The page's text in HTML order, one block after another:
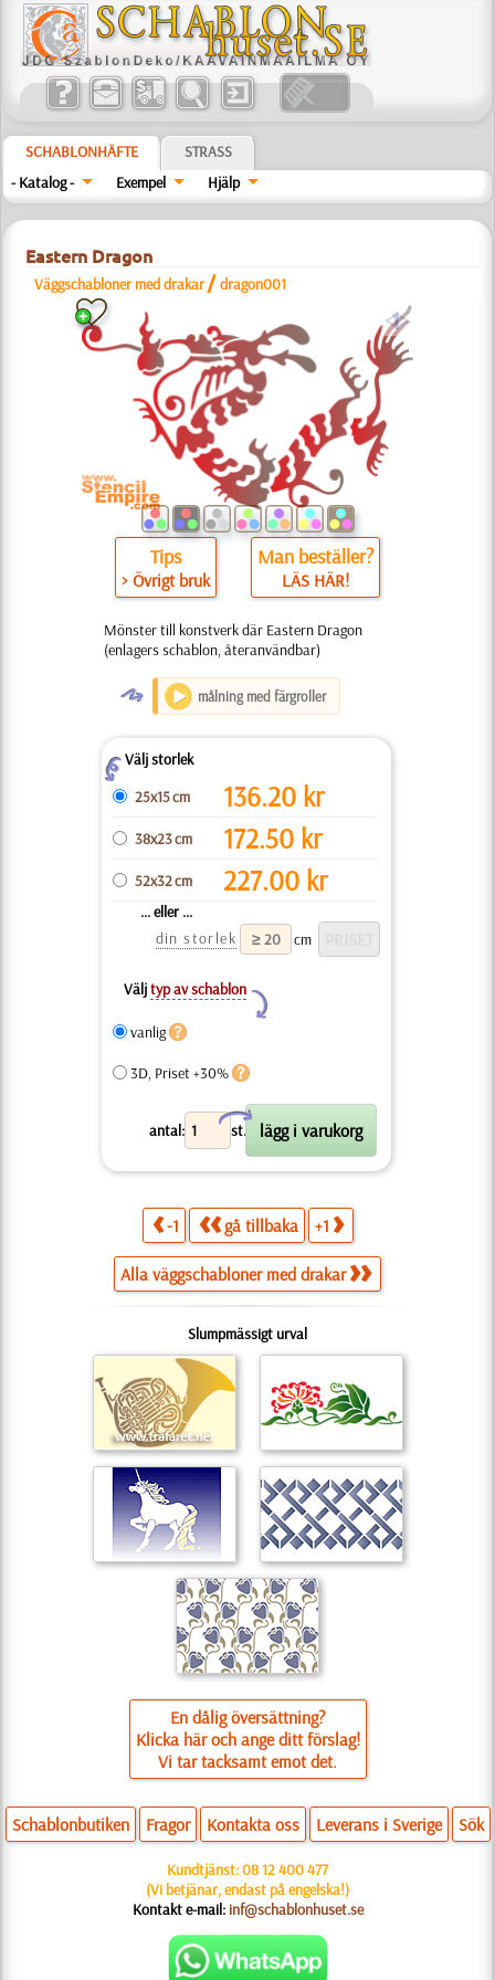
SCHABLONHÄFTE
STRASS
- Katalog -
Exempel Hjälp
Eastern Dragon
Väggschabloner med drakar /dragon001
a
Tips
> Övrigt bruk
Man beställer?
LÄS HÄR!
Mönster till konstverk där Eastern Dragon
(enlagers schablon, återanvändbar)
O målning med färgroller
ZVälj storlek
25x15 cm
136.20 kr
38x23 cm 172.50 kr
52x32 cm 227.00 kr
... eller ...
din storlek
cm
Väljtyp av schablon
Y
vanlig
3D, Priset +30%
antal: st.
X
-1 gå tillbaka +1
Alla väggschabloner med drakar
Slumpmässigt urval
En dålig översättning?
Klicka här och ange ditt förslag!
Vi tar tacksamt emot det.
Schablonbutiken Fragor Kontakta oss Leverans i Sverige Sök
Kundtjänst:08 12 400 477
(Vi betjänar, endast på engelska!)
Kontakt e-mail: inf@schablonhuset.se